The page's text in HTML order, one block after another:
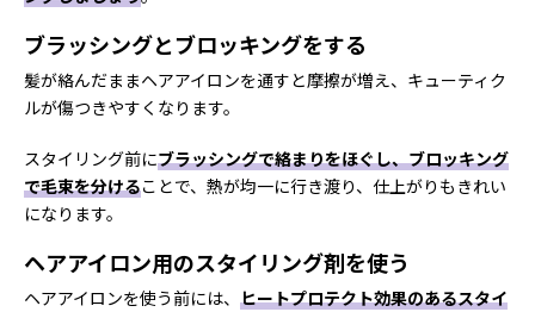
ブラッシングとブロッキングをする
髪が絡んだままヘアアイロンを通すと摩擦が増え、キューティク
ルが傷つきやすくなります。
スタイリング前にブラッシングで絡まりをほぐし、ブロッキング
で毛束を分けることで、熱が均一に行き渡り、仕上がりもきれい
になります。
ヘアアイロン用のスタイリング剤を使う
ヘアアイロンを使う前には、 ヒートプロテクト効果のあるスタイ